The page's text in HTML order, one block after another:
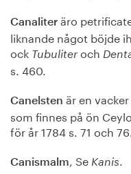
Canaliter äro
liknande något böjde
ock Tubuliter och
s. 460.
Canelsten är en
som finnes på ön
för år 1784 s. 71 och
Canismalm, Se Kanis.